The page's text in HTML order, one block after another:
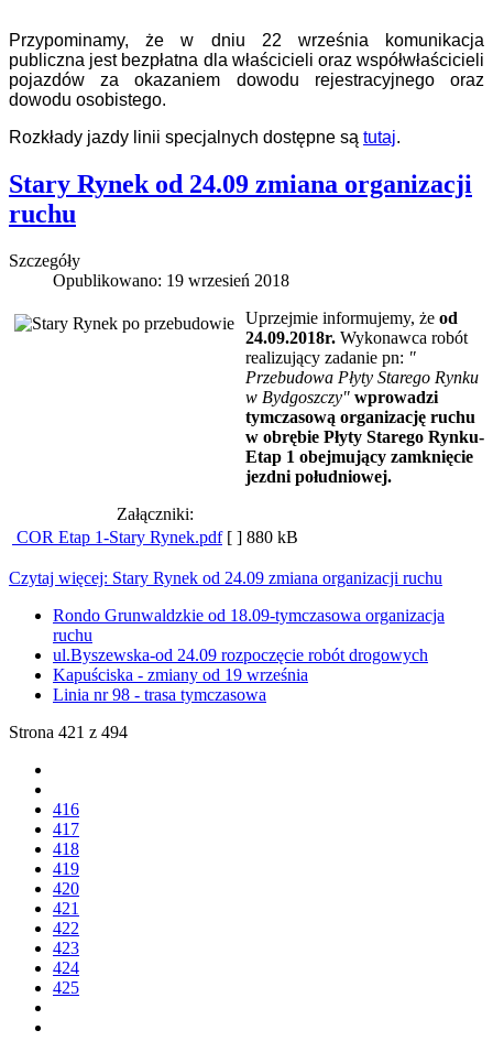
Przypominamy, że w dniu 22 września komunikacja
publiczna jest bezpłatna dla właścicieli oraz współwłaścicieli
pojazdów za okazaniem dowodu rejestracyjnego oraz
dowodu osobistego.
Rozkłady jazdy linii specjalnych dostępne są tutaj.
Stary Rynek od 24.09 zmiana organizacji
ruchu
Szczegóły
Opublikowano: 19 wrzesień 2018
Uprzejmie informujemy, że od
24.09.2018r. Wykonawca robót
realizujący zadanie pn: "
Przebudowa Płyty Starego Rynku
w Bydgoszczy" wprowadzi
tymczasową organizację ruchu
w obrębie Płyty Starego Rynku-
Etap 1 obejmujący zamknięcie
jezdni południowej.
Załączniki:
COR Etap 1-Stary Rynek.pdf [ ] 880 kB
Czytaj więcej: Stary Rynek od 24.09 zmiana organizacji ruchu
Rondo Grunwaldzkie od 18.09-tymczasowa organizacja
ruchu
ul.Byszewska-od 24.09 rozpoczęcie robót drogowych
Kapuściska - zmiany od 19 września
Linia nr 98 - trasa tymczasowa
Strona 421 z 494
416
417
418
419
420
421
422
423
424
425